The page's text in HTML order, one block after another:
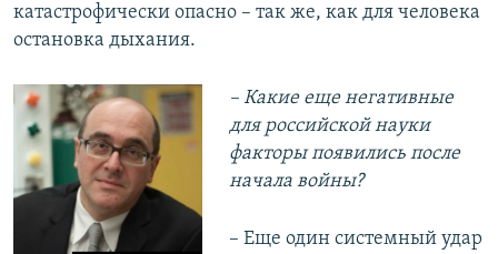
катастрофически опасно – так же, как для человека
остановка дыхания.
– Какие еще негативные
для российской науки
факторы появились после
начала войны?
– Еще один системный удар